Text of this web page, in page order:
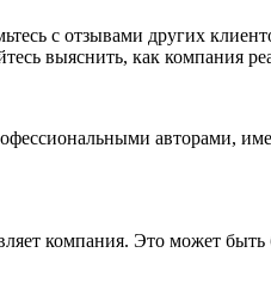
с отзывами других
выяснить, как компания
авторами,
компания. Это может